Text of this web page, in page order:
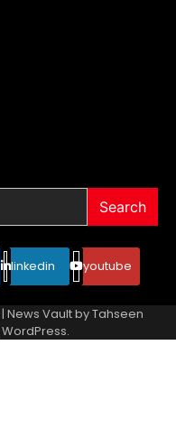
Search
linkedin youtube
| News Vault byTahseen
WordPress.